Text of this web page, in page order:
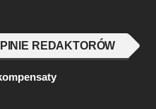
REDAKTORÓW